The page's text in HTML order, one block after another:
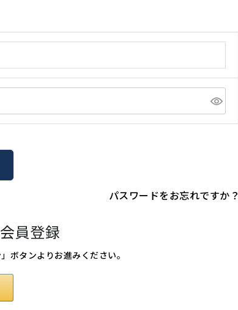
パスワードをお忘れですか？
員登録
タンよりお進みください。